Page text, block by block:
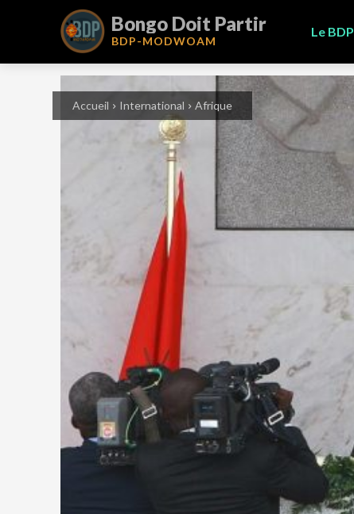
Bongo Doit Partir
BDP-MODWOAM
Le BDP
Accueil International Afrique